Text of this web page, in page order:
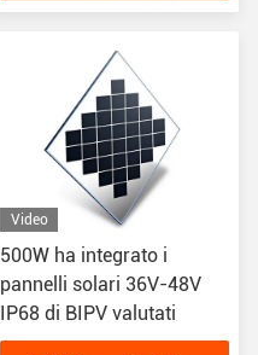
Video
500W ha integrato i
pannelli solari 36V-48V
IP68 di BIPV valutati